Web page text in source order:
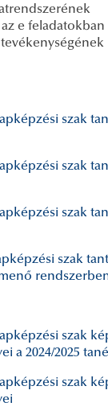
az e
szak
szak
szak
szak
szak
a 2024/2025
szak